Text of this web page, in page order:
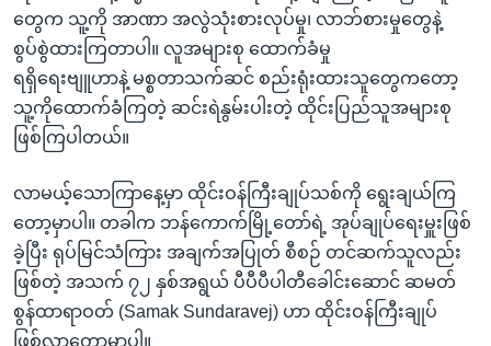
တွေက သူ့ကို အာဏာ အလွဲသုံးစားလုပ်မှု၊ လာဘ်စားမှုတွေနဲ့
စွပ်စွဲထားကြတာပါ။ လူအများစု ထောက်ခံမှု
ရရှိရေးဗျူဟာနဲ့ မစ္စတာသက်ဆင် စည်းရုံးထားသူတွေကတော့
သူ့ကိုထောက်ခံကြတဲ့ ဆင်းရဲနွမ်းပါးတဲ့ ထိုင်းပြည်သူအများစု
ဖြစ်ကြပါတယ်။
လာမယ့်သောကြာနေ့မှာ ထိုင်းဝန်ကြီးချုပ်သစ်ကို ရွေးချယ်ကြ
တော့မှာပါ။ တခါက ဘန်ကောက်မြို့တော်ရဲ့ အုပ်ချုပ်ရေးမှူးဖြစ်
ခဲ့ပြီး ရုပ်မြင်သံကြား အချက်အပြုတ် စီစဉ် တင်ဆက်သူလည်း
ဖြစ်တဲ့ အသက် ၇၂ နှစ်အရွယ် ပီပီပီပါတီခေါင်းဆောင် ဆမတ်
စွန်ထာရာဝတ် (Samak Sundaravej) ဟာ ထိုင်းဝန်ကြီးချုပ်
ဖြစ်လာတော့မှာပါ။